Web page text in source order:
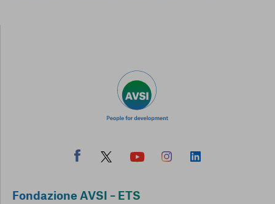
Fondazione AVSI – ETS